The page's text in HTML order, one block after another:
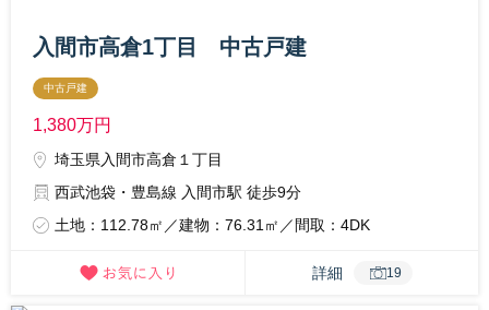
入間市高倉1丁目 中古戸建
中古戸建
1,380万円
埼玉県入間市高倉１丁目
西武池袋・豊島線 入間市駅 徒歩9分
土地：112.78㎡／建物：76.31㎡／間取：4DK
詳細 19